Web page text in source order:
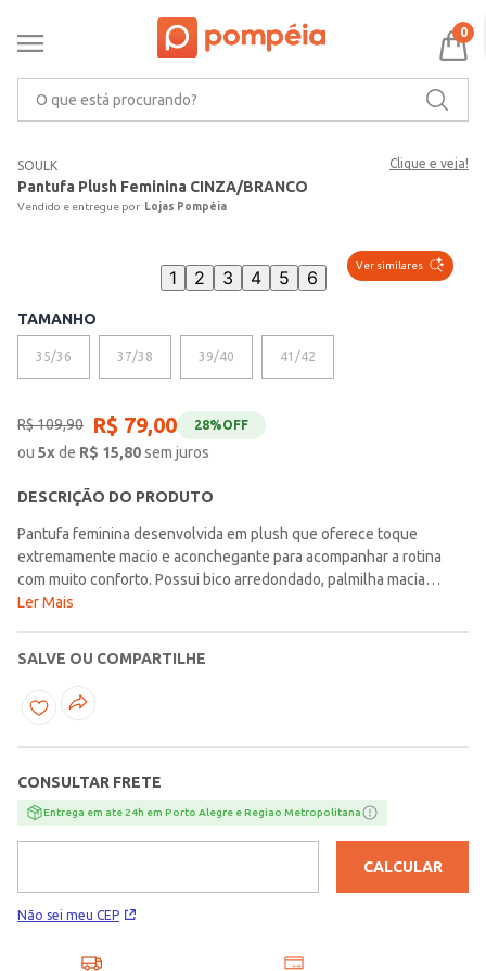
0
SOULK Clique e veja!
Pantufa Plush Feminina CINZA/BRANCO
Lojas Pompéia
Ver similares
1 2 3 4 5 6
TAMANHO
35/36 37/38 39/40 41/42
R$109,90 R$ 79,00 28%OFF
ou 5xde R$ 15,80sem juros
DESCRIÇÃO DO PRODUTO
Pantufa feminina desenvolvida em plush que oferece toque
extremamente macio e aconchegante para acompanhar a rotina
com muito conforto. Possui bico arredondado, palmilha macia
almofadada, aba superior e solado em sintético antiderrapante,
para manter os pés aquecidos e proporcionar bem-estar com
suavidade em diferentes ocasiões!\n\nMaterial: Plush
Ler Mais
SALVE OU COMPARTILHE
CONSULTAR FRETE
Entrega em ate 24h em Porto Alegre e Regiao Metropolitana
Não sei meu CEP
CALCULAR